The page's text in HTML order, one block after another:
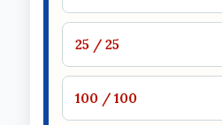
25 / 25
100 / 100